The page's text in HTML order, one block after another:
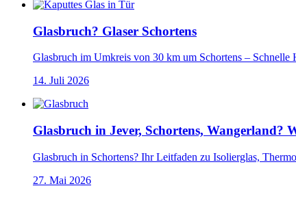
Glasbruch? Glaser Schortens
Glasbruch im Umkreis von 30 km um Schortens –
14. Juli 2026
Glasbruch in Jever, Schortens, Wangerland?
Glasbruch in Schortens? Ihr Leitfaden zu Isolierglas,
27. Mai 2026